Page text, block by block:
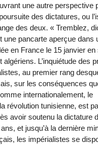
une autre perspective
des dictatures, ou
des deux. « Tremblez,
une pancarte aperçue dans
en France le 15 janvier en
algériens. L’inquiétude des
au premier rang
sur les conséquences
internationalement, le
révolution tunisienne, est
avoir soutenu la dictature
et jusqu’à la dernière
les impérialistes se